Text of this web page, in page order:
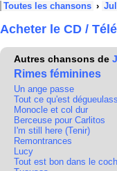
Toutes les chansons ›
Acheter le CD /
Autres chansons de
Rimes féminines
Un ange passe
Tout ce qu'est
Monocle et col dur
Berceuse pour Carlitos
I'm still here (Tenir)
Remontrances
Lucy
Tout est bon dans le